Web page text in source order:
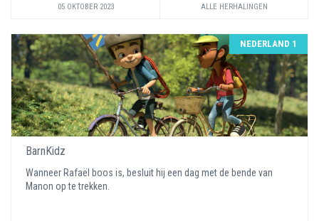
05 OKTOBER 2023 ALLE HERHALINGEN
NEDERLAND 1
BarnKidz
Wanneer Rafaël boos is, besluit hij een dag met de bende van
Manon op te trekken.